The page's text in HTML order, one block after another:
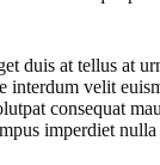
duis at tellus at
velit
consequat
imperdiet